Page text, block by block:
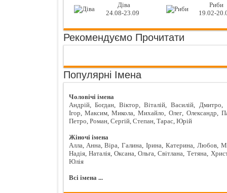
Діва
24.08-23.09
Риби
19.02-
Рекомендуємо Прочитати
Популярні Імена
Чоловічі імена
Андрій, Богдан, Віктор, Віталій, Василій, Дмитро,
Ігор, Максим, Микола, Михайло, Олег, Олександр,
Петро, Роман, Сергій, Степан, Тарас, Юрій
Жіночі імена
Алла, Анна, Віра, Галина, Ірина, Катерина, Любов,
Надія, Наталія, Оксана, Ольга, Світлана, Тетяна,
Юлія
Всі імена ...